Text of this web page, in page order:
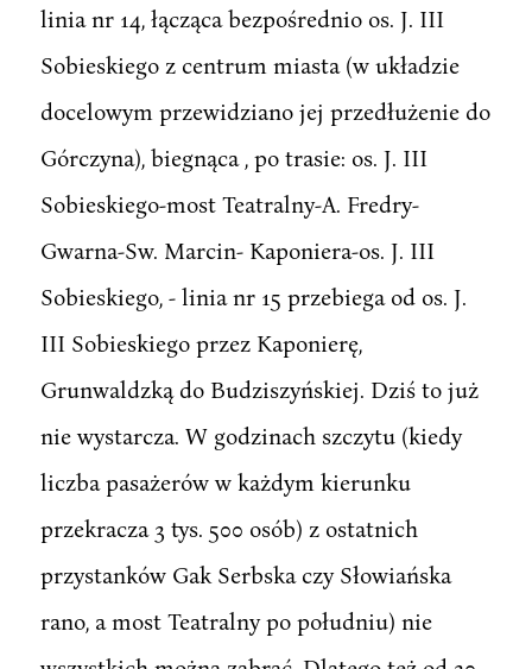
linia nr 14, łącząca bezpośrednio os. J. III
Sobieskiego z centrum miasta (w układzie
docelowym przewidziano jej przedłużenie do
Górczyna), biegnąca , po trasie: os. J. III
Sobieskiego-most Teatralny-A. Fredry-
Gwarna-Sw. Marcin- Kaponiera-os. J. III
Sobieskiego, - linia nr 15 przebiega od os. J.
III Sobieskiego przez Kaponierę,
Grunwaldzką do Budziszyńskiej. Dziś to już
nie wystarcza. W godzinach szczytu (kiedy
liczba pasażerów w każdym kierunku
przekracza 3 tys. 500 osób) z ostatnich
przystanków Gak Serbska czy Słowiańska
rano, a most Teatralny po południu) nie